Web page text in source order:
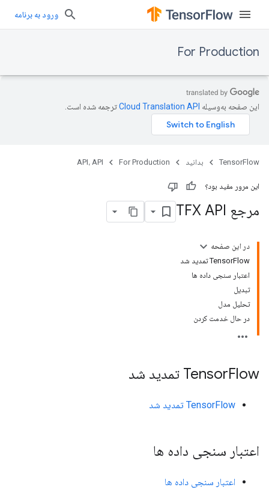
ورود به برنامه
For Production
این صفحه به‌وسیله ترجمه شده است.
TensorFlow بدانید For Production API، API
این مرور مفید بود؟
مرجع TFX API
در این صفحه
TensorFlow تمدید شد
اعتبار سنجی داده ها
تبدیل
تحلیل مدل
در حال خدمت کردن
TensorFlow تمدید شد
TensorFlow تمدید شد
اعتبار سنجی داده ها
اعتبار سنجی داده ها